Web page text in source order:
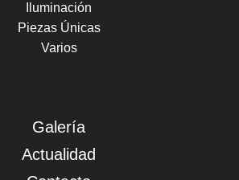
Iluminación
Piezas Únicas
Varios
Galería
Actualidad